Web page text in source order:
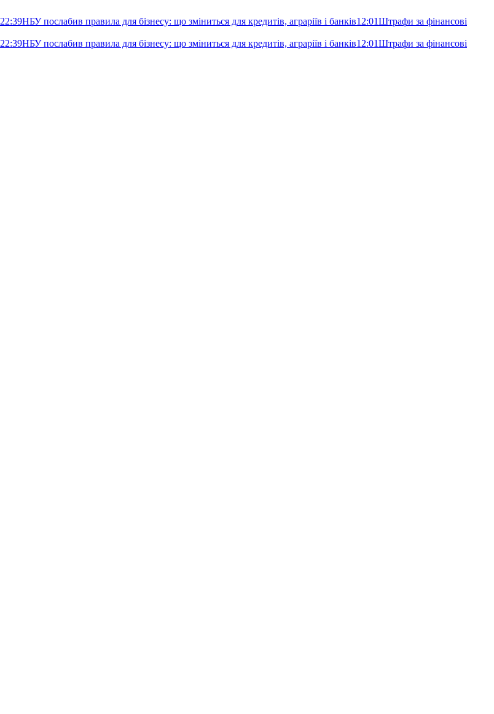
22:39НБУ послабив правила для бізнесу: що зміниться для кредитів, аграріїв і банків12:01Штрафи за фінансові
22:39НБУ послабив правила для бізнесу: що зміниться для кредитів, аграріїв і банків12:01Штрафи за фінансові